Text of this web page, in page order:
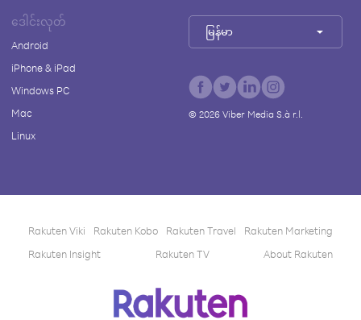
ဒေါင်းလုတ်
Android
iPhone & iPad
Windows PC
Mac
Linux
မြန်မာ
© 2026Viber Media S.à r.l.
Rakuten Viki Rakuten Kobo Rakuten Travel
Rakuten Marketing
Rakuten Insight
Rakuten TV About Rakuten